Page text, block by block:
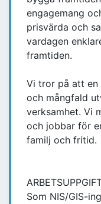
engagemang
prisvärda och
vardagen
framtiden.
Vi tror på att en
och mångfald
verksamhet. Vi
och jobbar för
familj och fritid.
Som NIS/GIS-